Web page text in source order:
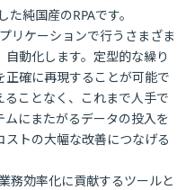
純国産のRPAです。
リケーションで行うさまざま
動化します。定型的な繰り
確に再現することが可能で
ことなく、これまで人手で
にまたがるデータの投入を
トの大幅な改善につなげる
務効率化に貢献するツールと